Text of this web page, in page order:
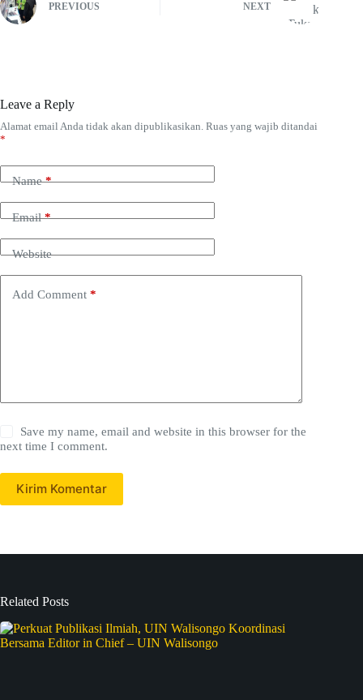
PREVIOUS NEXT
Leave a Reply
Alamat email Anda tidak akan dipublikasikan. Ruas yang wajib ditandai
*
Name*
Email*
Website
Add Comment *
Save my name, email and website in this browser for the
next time I comment.
Kirim Komentar
Related Posts